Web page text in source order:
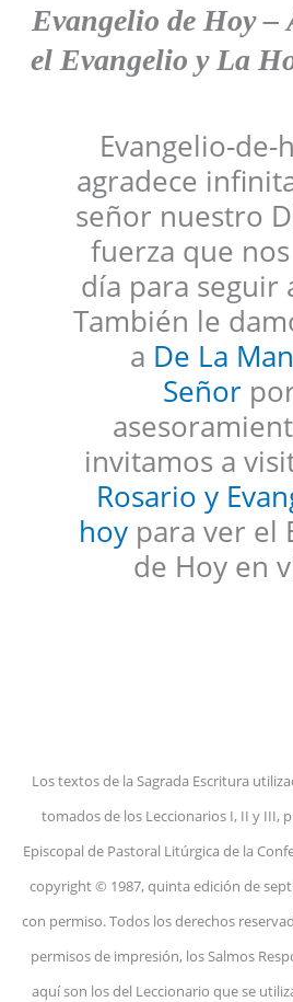
Evangelio de Hoy–
el Evangelio y La
Evangelio-de-
agradece
señor nuestro
fuerza que
día para seguir
También le
a De La
Señor
invitamos a
Rosario y
hoypara ver el
de Hoy en
Los textos de la Sagrada Escritura
tomados de los Leccionarios I, II y III,
Episcopal de Pastoral Litúrgica de la
copyright © 1987, quinta edición de
con permiso. Todos los derechos
permisos de impresión, los Salmos
aquí son los del Leccionario que se